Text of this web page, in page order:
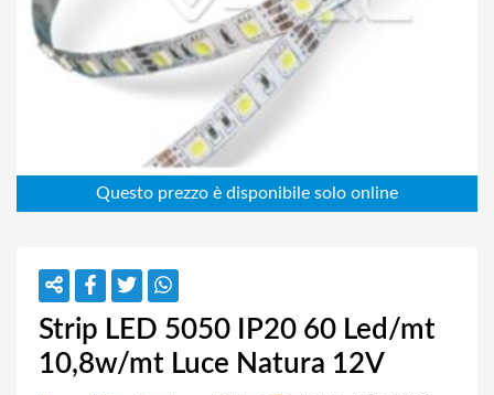
Strip LED 5050 IP20 60 Led/mt
10,8w/mt Luce Natura 12V